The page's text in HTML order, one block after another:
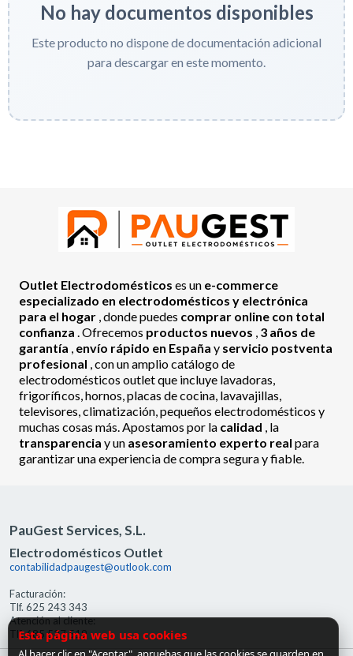
No hay documentos disponibles
Este producto no dispone de documentación adicional
para descargar en este momento.
Outlet Electrodomésticos es un e-commerce
especializado en electrodomésticos y electrónica
para el hogar , donde puedes comprar online con total
confianza . Ofrecemos productos nuevos , 3 años de
garantía , envío rápido en España y servicio postventa
profesional , con un amplio catálogo de
electrodomésticos outlet que incluye lavadoras,
frigoríficos, hornos, placas de cocina, lavavajillas,
televisores, climatización, pequeños electrodomésticos y
muchas cosas más. Apostamos por la calidad , la
transparencia y un asesoramiento experto real para
garantizar una experiencia de compra segura y fiable.
PauGest Services, S.L.
Electrodomésticos Outlet
contabilidadpaugest@outlook.com
Facturación:
Tlf. 625 243 343
Atención al cliente:
Tlf. 685 527 519
Esta página web usa cookies